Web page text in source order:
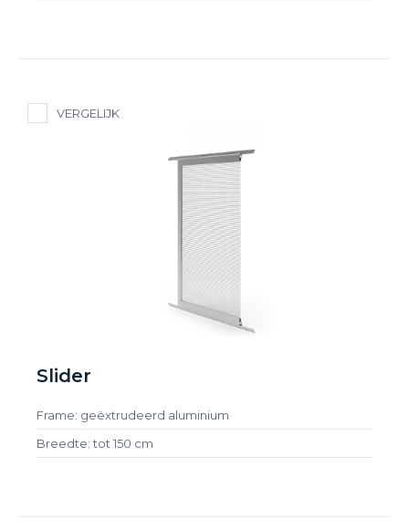
VERGELIJK
Slider
Frame: geëxtrudeerd aluminium
Breedte: tot 150 cm